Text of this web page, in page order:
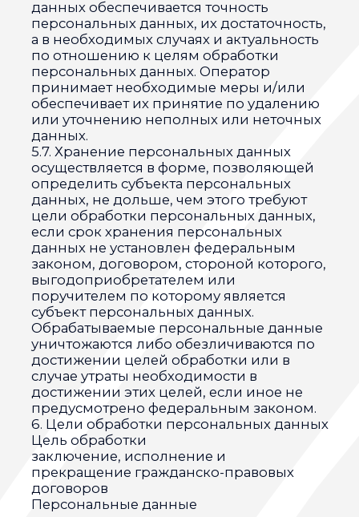
договору.
8.3. В случае выявления неточностей в
персональных данных, Пользователь
может актуализировать их
самостоятельно, путем направления
Оператору уведомление на адрес
электронной почты Оператора
onhelp24@gmail.com с пометкой
«Актуализация персональных данных».
8.4. Срок обработки персональных
данных определяется достижением
целей, для которых были собраны
персональные данные, если иной срок
не предусмотрен договором или
действующим законодательством.
Пользователь может в любой момент
отозвать свое согласие на обработку
персональных данных, направив
Оператору уведомление посредством
электронной почты на электронный
адрес Оператора onhelp24@gmail.com с
пометкой «Отзыв согласия на обработку
персональных данных».
8.5. Вся информация, которая собирается
сторонними сервисами, в том числе
платежными системами, средствами
связи и другими поставщиками услуг,
хранится и обрабатывается указанными
лицами (Операторами) в соответствии с
их Пользовательским соглашением и
Политикой конфиденциальности.
Субъект персональных данных и/или с
указанными документами. Оператор не
несет ответственность за действия
третьих лиц, в том числе указанных в
настоящем пункте поставщиков услуг.
8.6. Установленные субъектом
персональных данных запреты на
передачу (кроме предоставления
доступа), а также на обработку или
условия обработки (кроме получения
доступа) персональных данных,
разрешенных для распространения, не
действуют в случаях обработки
персональных данных в